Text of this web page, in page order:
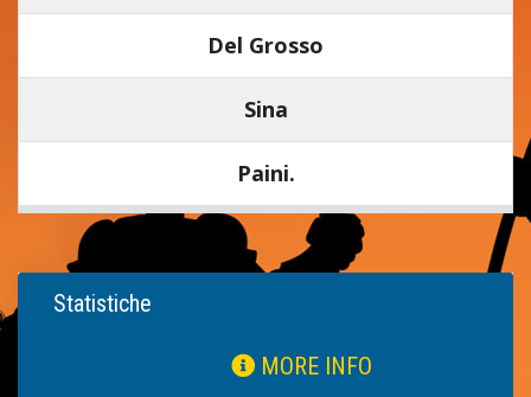
Del Grosso
Sina
Paini.
Statistiche
MORE INFO